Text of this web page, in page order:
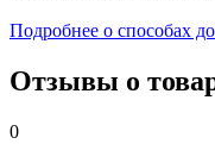
Подробнее о способах
Отзывы о
0